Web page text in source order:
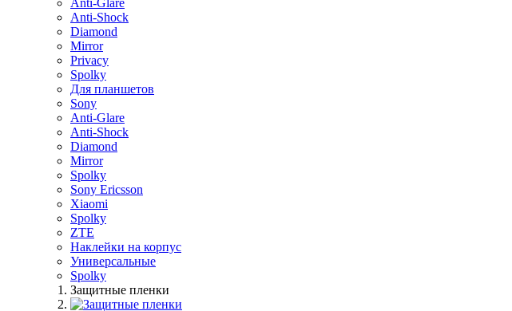
Anti-Glare
Anti-Shock
Diamond
Mirror
Privacy
Spolky
Для планшетов
Sony
Anti-Glare
Anti-Shock
Diamond
Mirror
Spolky
Sony Ericsson
Xiaomi
Spolky
ZTE
Наклейки на корпус
Универсальные
Spolky
Защитные пленки